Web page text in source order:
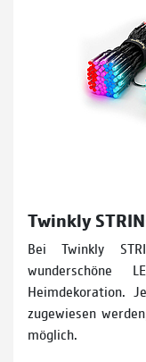
Twinkly
Bei Twinkly
wunderschöne
Heimdekoration.
zugewiesen
möglich.